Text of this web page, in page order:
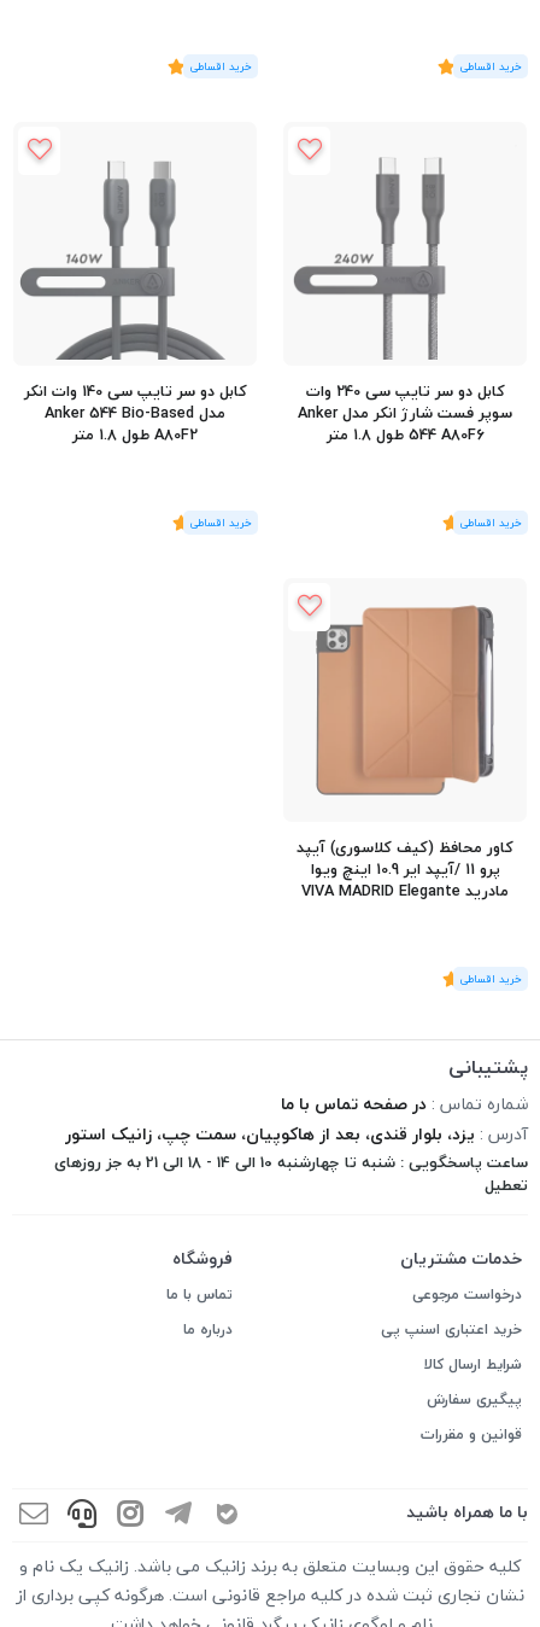
(3 رای)
5
(3 رای)
5
کابل دو سر تایپ سی 240 وات
سوپر فست شارژ انکر مدل Anker
544 A80F6 طول 1.8 متر
(1رای)
5
کابل دو سر تایپ سی 140 وات انکر
مدل Anker 544 Bio-Based
A80F2 طول 1.8 متر
(1رای)
5
کاور محافظ (کیف کلاسوری) آیپد
پرو 11 /آیپد ایر 10.9 اینچ ویوا
مادرید VIVA MADRID Elegante
(1رای)
5
پشتیبانی
شماره تماس : در صفحه تماس با ما
آدرس : یزد، بلوار قندی، بعد از هاکوپیان، سمت چپ، زانیک استور
ساعت پاسخگویی : شنبه تا چهارشنبه 10 الی 14 - 18 الی 21 به جز روزهای
تعطیل
خدمات مشتریان
درخواست مرجوعی
خرید اعتباری اسنپ پی
شرایط ارسال کالا
پیگیری سفارش
قوانین و مقررات
فروشگاه
تماس با ما
درباره ما
با ما همراه باشید
کلیه حقوق این وبسایت متعلق به برند زانیک می باشد. زانیک یک نام و
نشان تجاری ثبت شده در کلیه مراجع قانونی است. هرگونه کپی برداری از